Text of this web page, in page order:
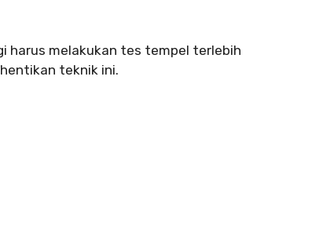
harus melakukan tes tempel terlebih
teknik ini.